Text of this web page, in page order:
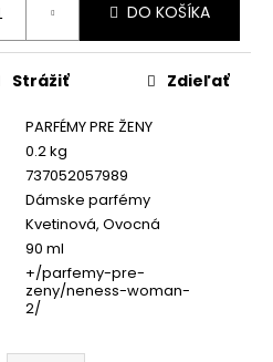
DO KOŠÍKA
PARFÉMY PRE ŽENY
0.2 kg
737052057989
Dámske parfémy
Kvetinová, Ovocná
90 ml
+/parfemy-pre-
zeny/neness-woman-
2/
Strážiť Zdieľať